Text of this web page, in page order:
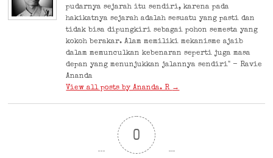
pudarnya sejarah itu sendiri, karena pada
hakikatnya sejarah adalah sesuatu yang pasti dan
tidak bisa dipungkiri sebagai pohon semesta yang
kokoh berakar. Alam memiliki mekanisme ajaib
dalam memunculkan kebenaran seperti juga masa
depan yang menunjukkan jalannya sendiri" - Ravie
Ananda
View all posts by Ananda. R →
0